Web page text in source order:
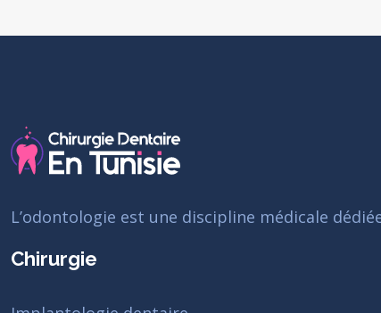
L’odontologie est une discipline médicale
Chirurgie